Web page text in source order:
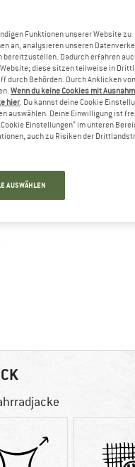
Funktionen unserer Website zu
an, analysieren unseren
bereitzustellen. Dadurch erfahren
diese sitzen teilweise in
durch Behörden. Durch Anklicken
Wenn du keine Cookies mit
hier. Du kannst deine Cookie
auswählen. Deine Einwilligung ist
Einstellungen“ im unteren
auch zu Risiken der
AUSWÄHLEN